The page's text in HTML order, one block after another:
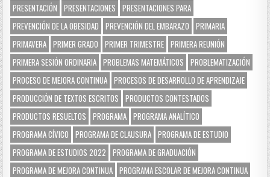
PRESENTACIÓN
PRESENTACIONES
PRESENTACIONES PARA
PREVENCIÓN DE LA OBESIDAD
PREVENCIÓN DEL EMBARAZO
PRIMARIA
PRIMAVERA PRIMER GRADO PRIMER TRIMESTRE PRIMERA REUNIÓN
PRIMERA SESIÓN ORDINARIA PROBLEMAS MATEMÁTICOS
PROBLEMATIZACIÓN
PROCESO DE MEJORA CONTINUA PROCESOS DE DESARROLLO DE APRENDIZAJE
PRODUCCIÓN DE TEXTOS ESCRITOS
PRODUCTOS CONTESTADOS
PRODUCTOS RESUELTOS
PROGRAMA PROGRAMA ANALÍTICO
PROGRAMA CÍVICO
PROGRAMA DE CLAUSURA PROGRAMA DE ESTUDIO
PROGRAMA DE ESTUDIOS 2022
PROGRAMA DE GRADUACIÓN
PROGRAMA DE MEJORA CONTINUA PROGRAMA ESCOLAR DE MEJORA CONTINUA